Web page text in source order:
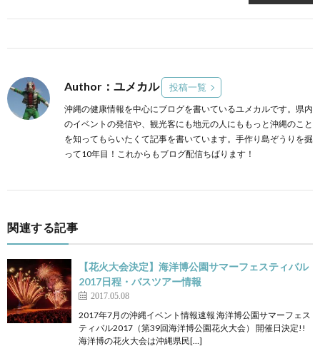
Author：ユメカル 投稿一覧
沖縄の健康情報を中心にブログを書いているユメカルです。県内
のイベントの発信や、観光客にも地元の人にももっと沖縄のこと
を知ってもらいたくて記事を書いています。手作り島ぞうりを掘
って10年目！これからもブログ配信ちばります！
関連する記事
【花火大会決定】海洋博公園サマーフェスティバル
2017日程・バスツアー情報
2017.05.08
2017年7月の沖縄イベント情報速報 海洋博公園サマーフェス
ティバル2017（第39回海洋博公園花火大会） 開催日決定!!
海洋博の花火大会は沖縄県民[…]